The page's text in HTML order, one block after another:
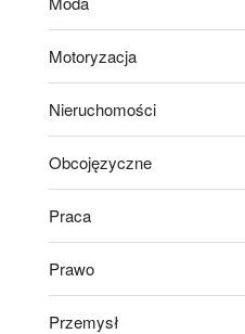
Motoryzacja
Nieruchomości
Obcojęzyczne
Praca
Prawo
Przemysł